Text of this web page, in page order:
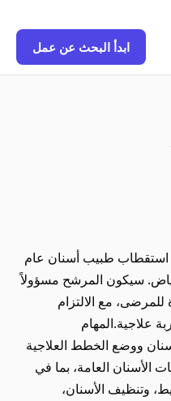
ابدأ البحث عن عمل
استقطاب طبيب أسنان عام
سيكون المرشح مسؤولاً
مع الالتزام
علاجية.المهام
ووضع الخطط العلاجية
الأسنان العامة، بما في
وتنظيف الأسنان،